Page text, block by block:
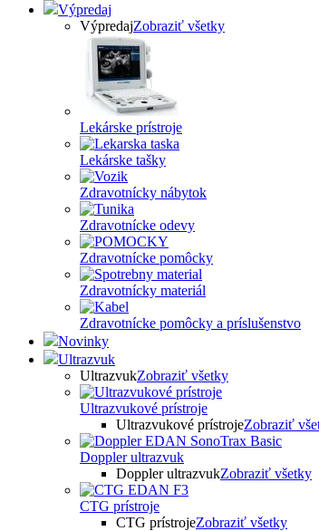
Výpredaj
VýpredajZobraziť všetky
Lekárske prístroje
Lekárske tašky
Zdravotnícky nábytok
Zdravotnícke odevy
Zdravotnícke pomôcky
Zdravotnícky materiál
Zdravotnícke pomôcky a príslušenstvo
Novinky
Ultrazvuk
UltrazvukZobraziť všetky
Ultrazvukové prístroje
Ultrazvukové prístrojeZobraziť
Doppler ultrazvuk
Doppler ultrazvukZobraziť všetky
CTG prístroje
CTG prístrojeZobraziť všetky